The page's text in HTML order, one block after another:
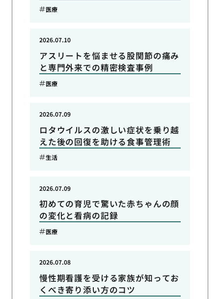
医療
アスリートを悩ませる股関節の痛み
と専門外来での精密検査事例
2026.07.10
医療
ロタウイルスの激しい症状を乗り越
えた後の回復を助ける食事管理術
2026.07.09
生活
初めての育児で驚いた赤ちゃんの顔
の変化と看病の記録
2026.07.09
医療
慢性期看護を受ける家族が知ってお
くべき寄り添い方のコツ
2026.07.08